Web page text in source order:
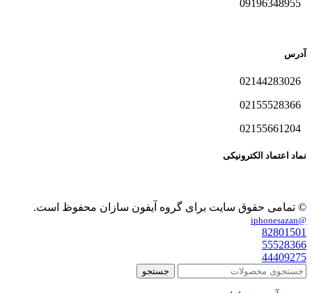
آدرس
نماد اعتماد الکترونیکی
© تمامی حقوق سایت برای گروه آیفون سازان محفوظ است.
@iphonesazan
82801501
55528366
44409275
جستجو